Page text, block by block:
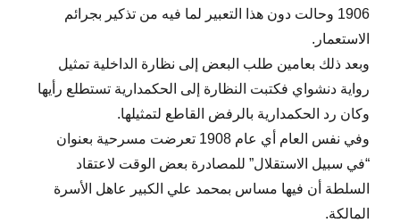
1906 وحالت دون هذا التعبير لما فيه من تذكير بجرائم
الاستعمار.
وبعد ذلك بعامين طلب البعض إلى نظارة الداخلية تمثيل
رواية دنشواي فكتبت النظارة إلى الحكمدارية تستطلع رأيها
وكان رد الحكمدارية بالرفض القاطع لتمثيلها.
وفي نفس العام أي عام 1908 تعرضت مسرحية بعنوان
“في سبيل الاستقلال” للمصادرة بعض الوقت لاعتقاد
السلطة أن فيها مساس بمحمد علي الكبير عاهل الأسرة
المالكة.